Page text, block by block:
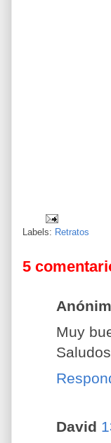
Labels: Retratos
5
Muy
David